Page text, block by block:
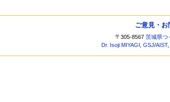
ご意見・
〒305-8567茨城県つ
Dr. Isoji MIYAGI ,GSJ/AIST,